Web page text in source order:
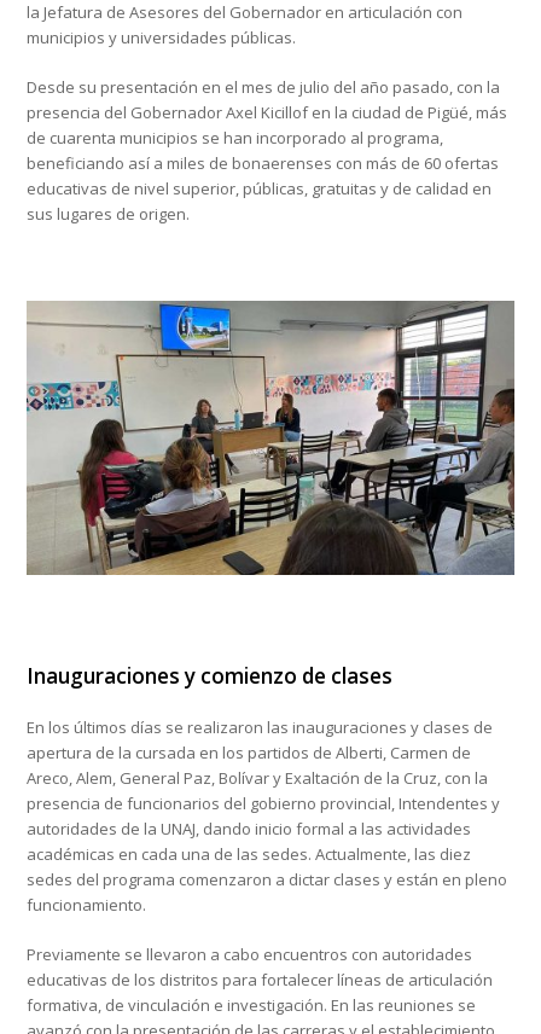
la Jefatura de Asesores del Gobernador en articulación con
municipios y universidades públicas.
Desde su presentación en el mes de julio del año pasado, con la
presencia del Gobernador Axel Kicillof en la ciudad de Pigüé, más
de cuarenta municipios se han incorporado al programa,
beneficiando así a miles de bonaerenses con más de 60 ofertas
educativas de nivel superior, públicas, gratuitas y de calidad en
sus lugares de origen.
Inauguraciones y comienzo de clases
En los últimos días se realizaron las inauguraciones y clases de
apertura de la cursada en los partidos de Alberti, Carmen de
Areco, Alem, General Paz, Bolívar y Exaltación de la Cruz, con la
presencia de funcionarios del gobierno provincial, Intendentes y
autoridades de la UNAJ, dando inicio formal a las actividades
académicas en cada una de las sedes. Actualmente, las diez
sedes del programa comenzaron a dictar clases y están en pleno
funcionamiento.
Previamente se llevaron a cabo encuentros con autoridades
educativas de los distritos para fortalecer líneas de articulación
formativa, de vinculación e investigación. En las reuniones se